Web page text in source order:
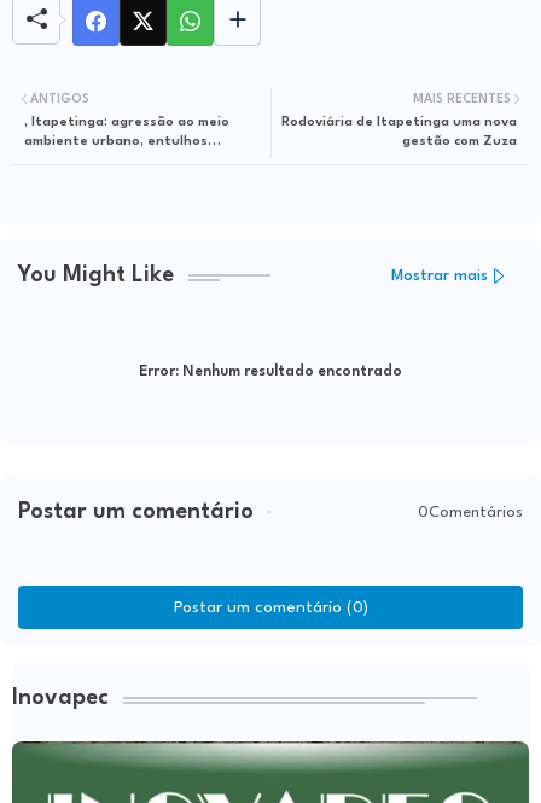
MAIS RECENTES
Rodoviária de Itapetinga uma nova
gestão com Zuza
ANTIGOS
, Itapetinga: agressão ao meio
ambiente urbano, entulhos
You Might Like Mostrar mais
Error: Nenhum resultado encontrado
Postar um comentário 0Comentários
Postar um comentário (0)
Inovapec